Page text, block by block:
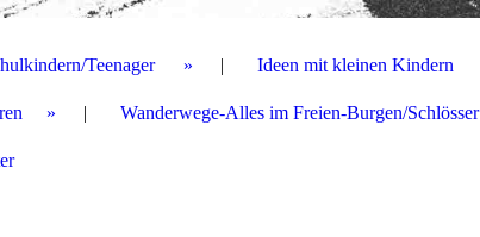
Teenager Ideen mit kleinen Kindern
Wanderwege-Alles im Freien-Burgen/Schlösser